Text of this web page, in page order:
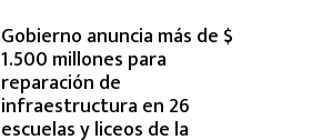
Gobierno anuncia más de $
1.500 millones para
reparación de
infraestructura en 26
escuelas y liceos de la